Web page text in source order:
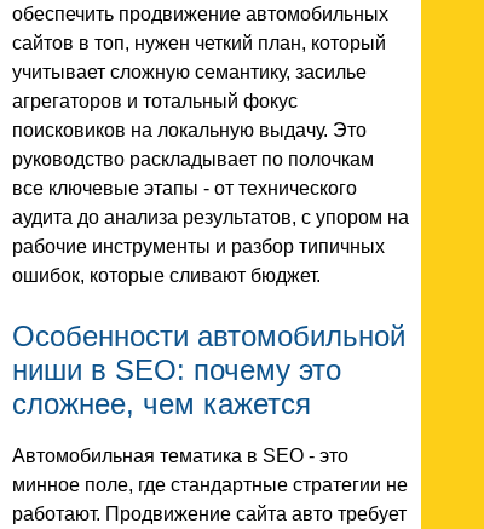
обеспечить продвижение автомобильных
сайтов в топ, нужен четкий план, который
учитывает сложную семантику, засилье
агрегаторов и тотальный фокус
поисковиков на локальную выдачу. Это
руководство раскладывает по полочкам
все ключевые этапы - от технического
аудита до анализа результатов, с упором на
рабочие инструменты и разбор типичных
ошибок, которые сливают бюджет.
Особенности автомобильной
ниши в SEO: почему это
сложнее, чем кажется
Автомобильная тематика в SEO - это
минное поле, где стандартные стратегии не
работают. Продвижение сайта авто требует